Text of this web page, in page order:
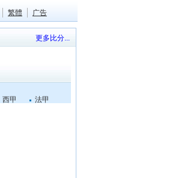
繁體 广告
更多比分...
西甲 法甲